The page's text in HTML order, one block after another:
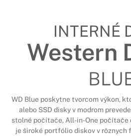
INTERNÉ
Western
WD Blue poskytne tvorcom výkon,
alebo SSD disky v modrom
stolné počítače, All-in-One počítače
je široké portfólio diskov v rôznych